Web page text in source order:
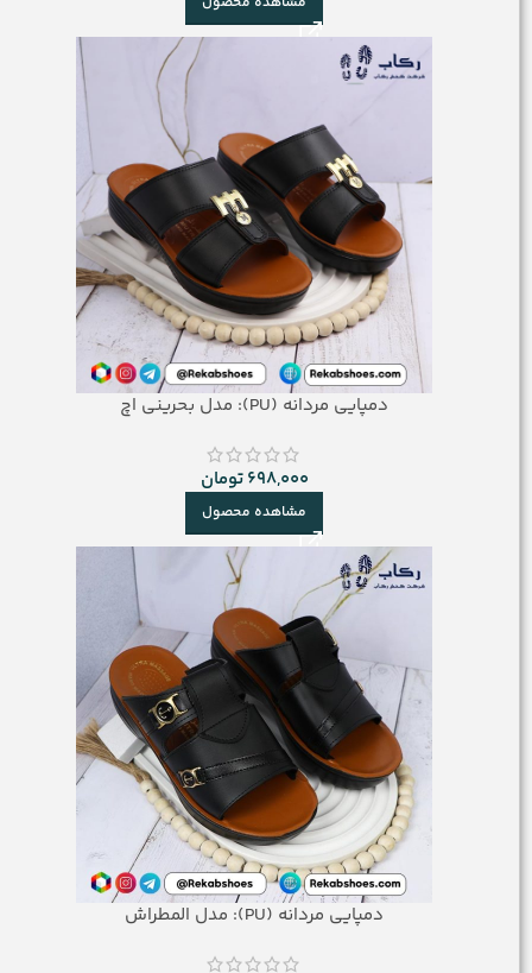
دمپایی مردانه (PU): مدل بحرینی اچ
698,000تومان
مشاهده محصول
دمپایی مردانه (PU): مدل المطراش